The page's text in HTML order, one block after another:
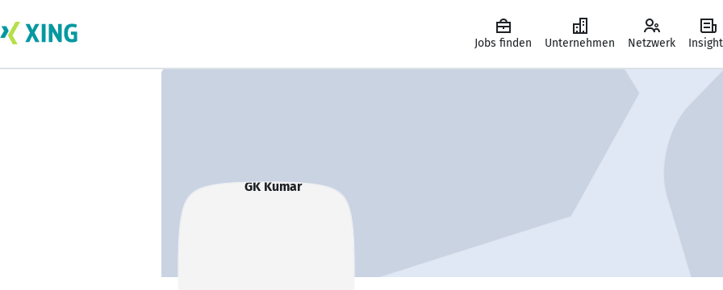
Jobs finden Unternehmen Netzwerk